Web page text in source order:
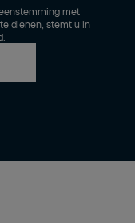
met
dienen, stemt u in